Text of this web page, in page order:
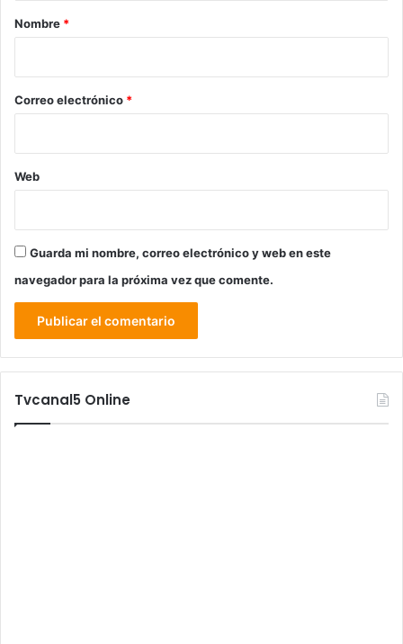
r
*
Nombre *
Correo electrónico *
Web
Guarda mi nombre, correo electrónico y web en este
navegador para la próxima vez que comente.
Tvcanal5 Online